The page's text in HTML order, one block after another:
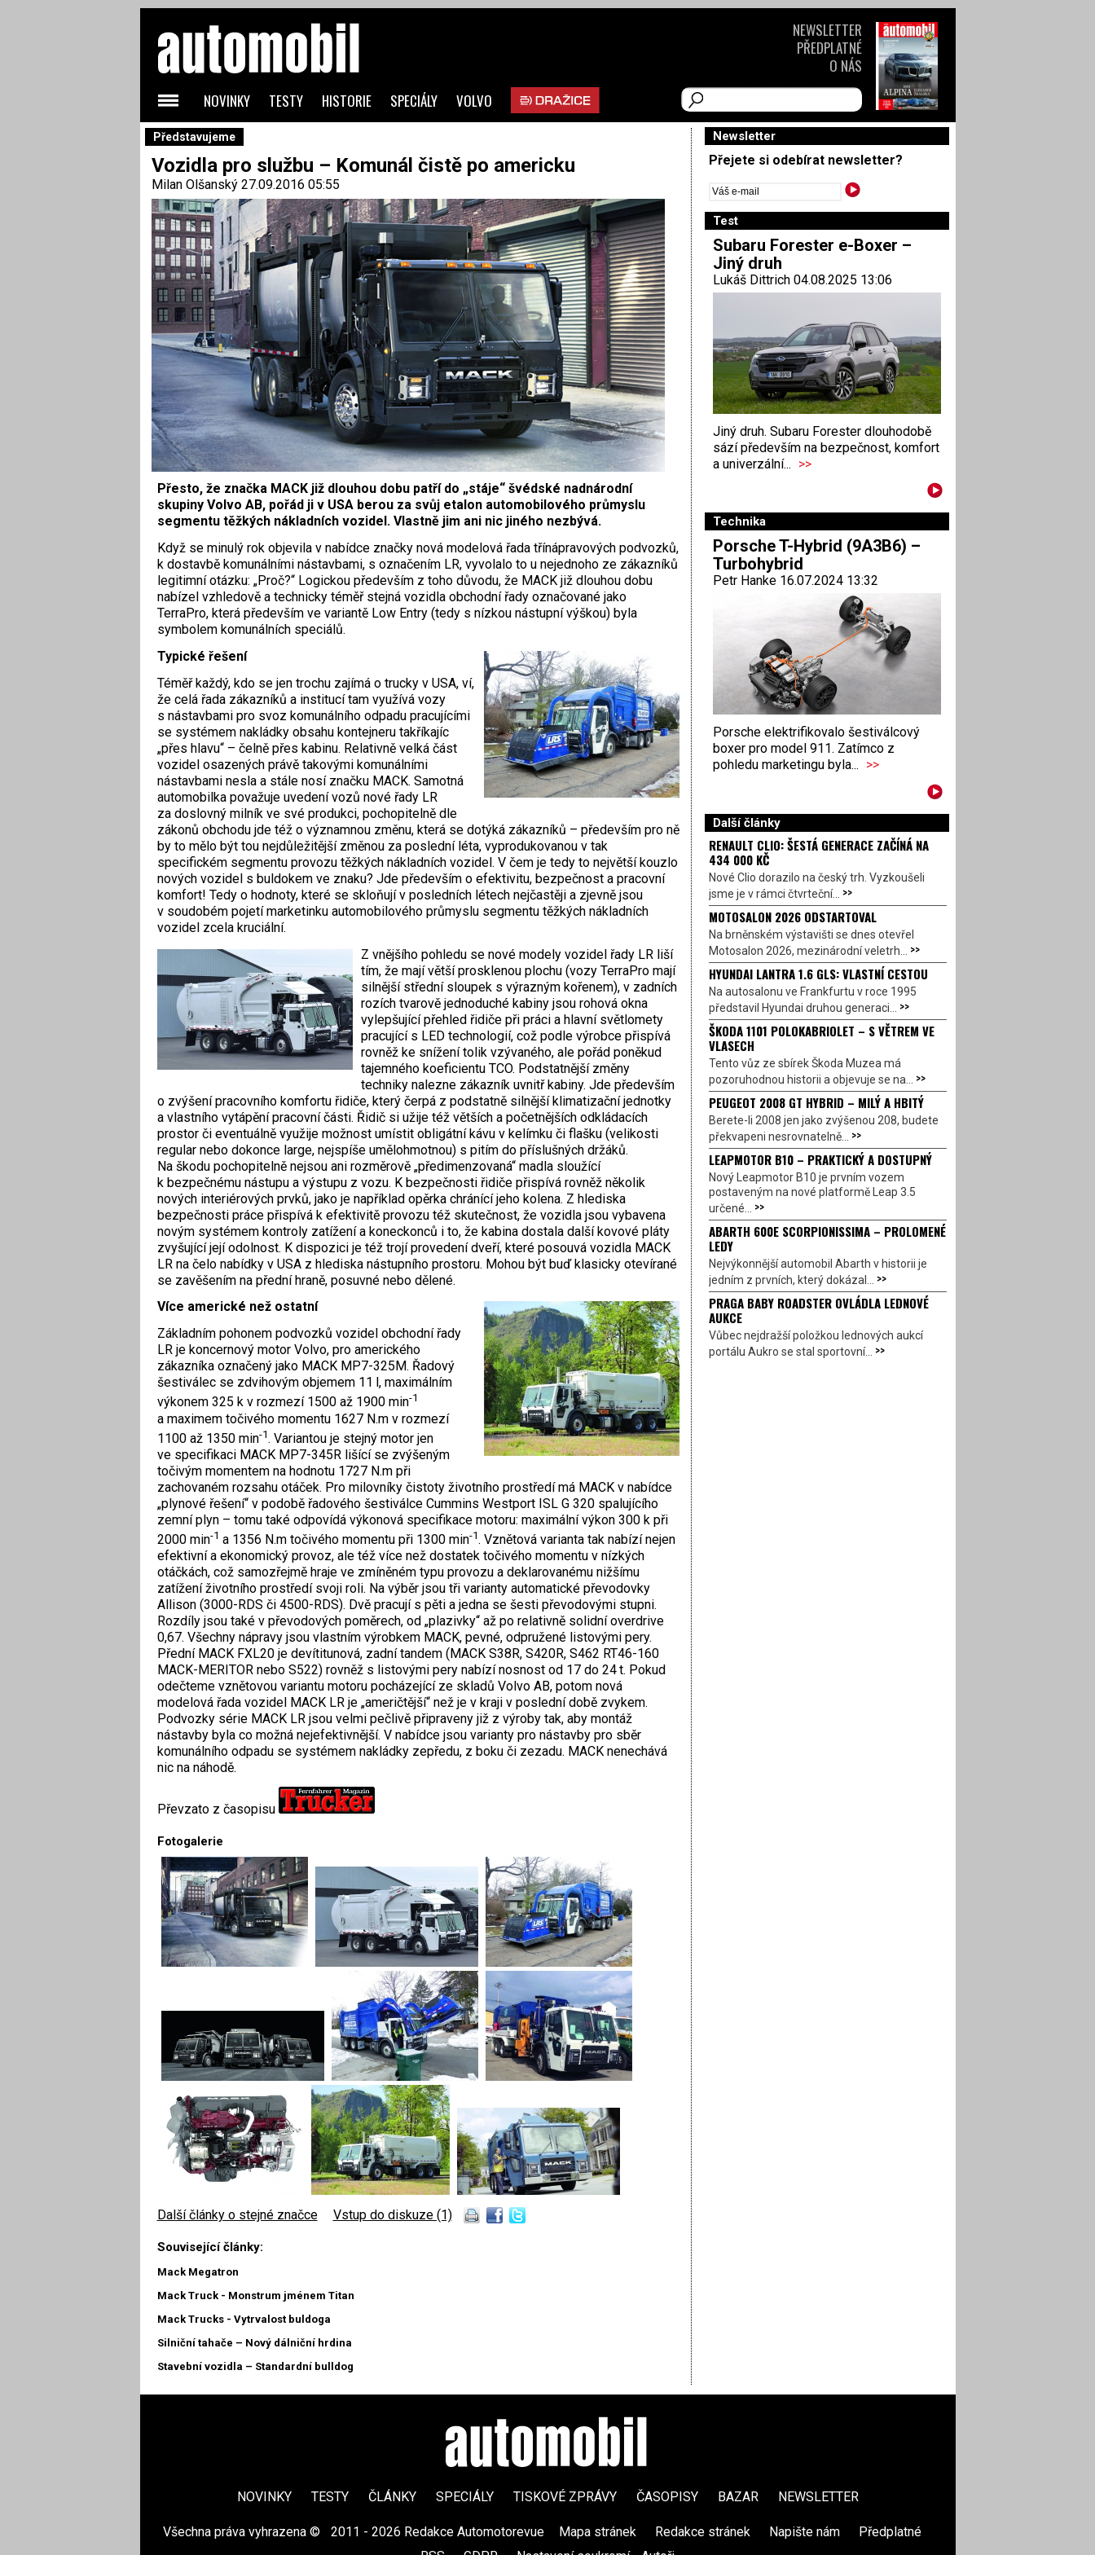
Představujeme
Vozidla pro službu – Komunál čistě po americku
Milan Olšanský27.09.2016 05:55
Přesto, že značka MACK již dlouhou dobu patří do „stáje“ švédské nadnárodní
skupiny Volvo AB, pořád ji v USA berou za svůj etalon automobilového průmyslu
segmentu těžkých nákladních vozidel. Vlastně jim ani nic jiného nezbývá.
Když se minulý rok objevila v nabídce značky nová modelová řada třínápravových podvozků,
k dostavbě komunálními nástavbami, s označením LR, vyvolalo to u nejednoho ze zákazníků
legitimní otázku: „Proč?“ Logickou především z toho důvodu, že MACK již dlouhou dobu
nabízel vzhledově a technicky téměř stejná vozidla obchodní řady označované jako
TerraPro, která především ve variantě Low Entry (tedy s nízkou nástupní výškou) byla
symbolem komunálních speciálů.
Typické řešení
Téměř každý, kdo se jen trochu zajímá o trucky v USA, ví,
že celá řada zákazníků a institucí tam využívá vozy
s nástavbami pro svoz komunálního odpadu pracujícími
se systémem nakládky obsahu kontejneru takříkajíc
„přes hlavu“ – čelně přes kabinu. Relativně velká část
vozidel osazených právě takovými komunálními
nástavbami nesla a stále nosí značku MACK. Samotná
automobilka považuje uvedení vozů nové řady LR
za doslovný milník ve své produkci, pochopitelně dle
zákonů obchodu jde též o významnou změnu, která se dotýká zákazníků – především pro ně
by to mělo být tou nejdůležitější změnou za poslední léta, vyprodukovanou v tak
specifickém segmentu provozu těžkých nákladních vozidel. V čem je tedy to největší kouzlo
nových vozidel s buldokem ve znaku? Jde především o efektivitu, bezpečnost a pracovní
komfort! Tedy o hodnoty, které se skloňují v posledních létech nejčastěji a zjevně jsou
v soudobém pojetí marketinku automobilového průmyslu segmentu těžkých nákladních
vozidel zcela kruciální.
Z vnějšího pohledu se nové modely vozidel řady LR liší
tím, že mají větší prosklenou plochu (vozy TerraPro mají
silnější střední sloupek s výrazným kořenem), v zadních
rozích tvarově jednoduché kabiny jsou rohová okna
vylepšující přehled řidiče při práci a hlavní světlomety
pracující s LED technologií, což podle výrobce přispívá
rovněž ke snížení tolik vzývaného, ale pořád poněkud
tajemného koeficientu TCO. Podstatnější změny
techniky nalezne zákazník uvnitř kabiny. Jde především
o zvýšení pracovního komfortu řidiče, který čerpá z podstatně silnější klimatizační jednotky
a vlastního vytápění pracovní části. Řidič si užije též větších a početnějších odkládacích
prostor či eventuálně využije možnost umístit obligátní kávu v kelímku či flašku (velikosti
regular nebo dokonce large, nejspíše umělohmotnou) s pitím do příslušných držáků.
Na škodu pochopitelně nejsou ani rozměrově „předimenzovaná“ madla sloužící
k bezpečnému nástupu a výstupu z vozu. K bezpečnosti řidiče přispívá rovněž několik
nových interiérových prvků, jako je například opěrka chránící jeho kolena. Z hlediska
bezpečnosti práce přispívá k efektivitě provozu též skutečnost, že vozidla jsou vybavena
novým systémem kontroly zatížení a koneckonců i to, že kabina dostala další kovové pláty
zvyšující její odolnost. K dispozici je též trojí provedení dveří, které posouvá vozidla MACK
LR na čelo nabídky v USA z hlediska nástupního prostoru. Mohou být buď klasicky otevírané
se zavěšením na přední hraně, posuvné nebo dělené.
Více americké než ostatní
Základním pohonem podvozků vozidel obchodní řady
LR je koncernový motor Volvo, pro amerického
zákazníka označený jako MACK MP7-325M. Řadový
šestiválec se zdvihovým objemem 11 l, maximálním
výkonem 325 k v rozmezí 1500 až 1900 min-1
a maximem točivého momentu 1627 N.m v rozmezí
1100 až 1350 min-1. Variantou je stejný motor jen
ve specifikaci MACK MP7-345R lišící se zvýšeným
točivým momentem na hodnotu 1727 N.m při
zachovaném rozsahu otáček. Pro milovníky čistoty životního prostředí má MACK v nabídce
„plynové řešení“ v podobě řadového šestiválce Cummins Westport ISL G 320 spalujícího
zemní plyn – tomu také odpovídá výkonová specifikace motoru: maximální výkon 300 k při
2000 min-1 a 1356 N.m točivého momentu při 1300 min-1. Vznětová varianta tak nabízí nejen
efektivní a ekonomický provoz, ale též více než dostatek točivého momentu v nízkých
otáčkách, což samozřejmě hraje ve zmíněném typu provozu a deklarovanému nižšímu
zatížení životního prostředí svoji roli. Na výběr jsou tři varianty automatické převodovky
Allison (3000-RDS či 4500-RDS). Dvě pracují s pěti a jedna se šesti převodovými stupni.
Rozdíly jsou také v převodových poměrech, od „plazivky“ až po relativně solidní overdrive
0,67. Všechny nápravy jsou vlastním výrobkem MACK, pevné, odpružené listovými pery.
Přední MACK FXL20 je devítitunová, zadní tandem (MACK S38R, S420R, S462 RT46-160
MACK-MERITOR nebo S522) rovněž s listovými pery nabízí nosnost od 17 do 24 t. Pokud
odečteme vznětovou variantu motoru pocházející ze skladů Volvo AB, potom nová
modelová řada vozidel MACK LR je „američtější“ než je v kraji v poslední době zvykem.
Podvozky série MACK LR jsou velmi pečlivě připraveny již z výroby tak, aby montáž
nástavby byla co možná nejefektivnější. V nabídce jsou varianty pro nástavby pro sběr
komunálního odpadu se systémem nakládky zepředu, z boku či zezadu. MACK nenechává
nic na náhodě.
Převzato z časopisu
Fotogalerie
Další články o stejné značce Vstup do diskuze (1)
Související články:
Mack Megatron
Mack Truck - Monstrum jménem Titan
Mack Trucks - Vytrvalost buldoga
Silniční tahače – Nový dálniční hrdina
Stavební vozidla – Standardní bulldog
Newsletter
Přejete si odebírat newsletter?
Test
Subaru Forester e-Boxer –
Jiný druh
Lukáš Dittrich 04.08.2025 13:06
Jiný druh. Subaru Forester dlouhodobě
sází především na bezpečnost, komfort
a univerzální... >>
Technika
Porsche T-Hybrid (9A3B6) –
Turbohybrid
Petr Hanke 16.07.2024 13:32
Porsche elektrifikovalo šestiválcový
boxer pro model 911. Zatímco z
pohledu marketingu byla... >>
Další články
RENAULT CLIO: ŠESTÁ GENERACE ZAČÍNÁ NA
434 000 KČ
Nové Clio dorazilo na český trh. Vyzkoušeli
jsme je v rámci čtvrteční... >>
MOTOSALON 2026 ODSTARTOVAL
Na brněnském výstavišti se dnes otevřel
Motosalon 2026, mezinárodní veletrh... >>
HYUNDAI LANTRA 1.6 GLS: VLASTNÍ CESTOU
Na autosalonu ve Frankfurtu v roce 1995
představil Hyundai druhou generaci... >>
ŠKODA 1101 POLOKABRIOLET – S VĚTREM VE
VLASECH
Tento vůz ze sbírek Škoda Muzea má
pozoruhodnou historii a objevuje se na... >>
PEUGEOT 2008 GT HYBRID – MILÝ A HBITÝ
Berete-li 2008 jen jako zvýšenou 208, budete
překvapeni nesrovnatelně... >>
LEAPMOTOR B10 – PRAKTICKÝ A DOSTUPNÝ
Nový Leapmotor B10 je prvním vozem
postaveným na nové platformě Leap 3.5
určené... >>
ABARTH 600E SCORPIONISSIMA – PROLOMENÉ
LEDY
Nejvýkonnější automobil Abarth v historii je
jedním z prvních, který dokázal... >>
PRAGA BABY ROADSTER OVLÁDLA LEDNOVÉ
AUKCE
Vůbec nejdražší položkou lednových aukcí
portálu Aukro se stal sportovní... >>
NOVINKY TESTY HISTORIE SPECIÁLY VOLVO
NEWSLETTER
PŘEDPLATNÉ
O NÁS
NOVINKY TESTY ČLÁNKY SPECIÁLY TISKOVÉ ZPRÁVY ČASOPISY BAZAR NEWSLETTER
Všechna práva vyhrazena © 2011 - 2026 Redakce Automotorevue Mapa stránek Redakce stránek Napište nám Předplatné